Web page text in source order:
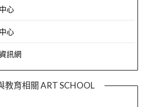
心
心
訊網
教育相關 ART SCHOOL